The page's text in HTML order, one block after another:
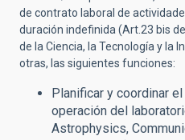
de contrato laboral de
duración indefinida (Art.23 bis
de la Ciencia, la Tecnología y la
otras, las siguientes funciones:
Planificar y coordinar
operación del
Astrophysics,